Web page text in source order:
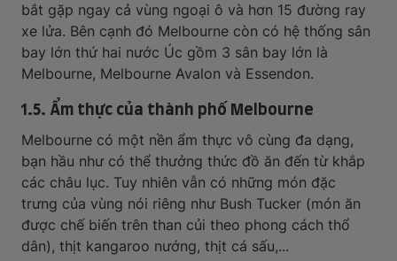
bắt gặp ngay cả vùng ngoại ô và hơn 15 đường ray
xe lửa. Bên cạnh đó Melbourne còn có hệ thống sân
bay lớn thứ hai nước Úc gồm 3 sân bay lớn là
Melbourne, Melbourne Avalon và Essendon.
1.5. Ẩm thực của thành phố Melbourne
Melbourne có một nền ẩm thực vô cùng đa dạng,
bạn hầu như có thể thưởng thức đồ ăn đến từ khắp
các châu lục. Tuy nhiên vẫn có những món đặc
trưng của vùng nói riêng như Bush Tucker (món ăn
được chế biến trên than củi theo phong cách thổ
dân), thịt kangaroo nướng, thịt cá sấu,...